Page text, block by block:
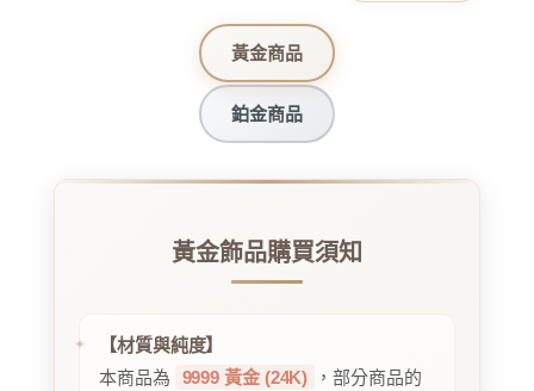
黃金商品
鉑金商品
黃金飾品購買須知
【材質與純度】
本商品為
9999 黃金 (24K) ，部分商品的